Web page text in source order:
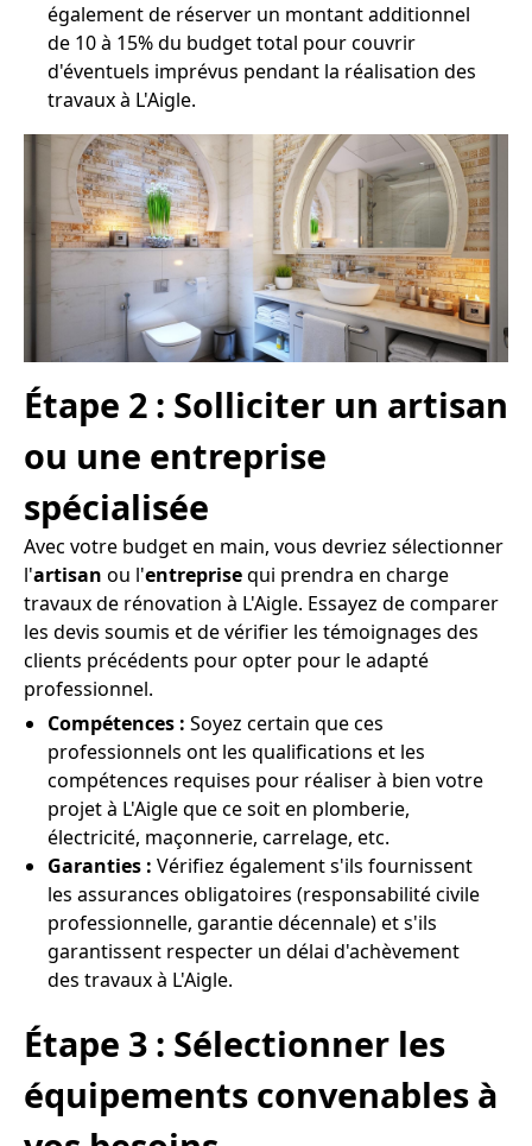
également de réserver un montant additionnel
de 10 à 15% du budget total pour couvrir
d'éventuels imprévus pendant la réalisation des
travaux à L'Aigle.
Étape 2 : Solliciter un artisan
ou une entreprise
spécialisée
Avec votre budget en main, vous devriez sélectionner
l'artisan ou l'entreprisequi prendra en charge
travaux de rénovation à L'Aigle. Essayez de comparer
les devis soumis et de vérifier les témoignages des
clients précédents pour opter pour le adapté
professionnel.
Compétences : Soyez certain que ces
professionnels ont les qualifications et les
compétences requises pour réaliser à bien votre
projet à L'Aigle que ce soit en plomberie,
électricité, maçonnerie, carrelage, etc.
Garanties : Vérifiez également s'ils fournissent
les assurances obligatoires (responsabilité civile
professionnelle, garantie décennale) et s'ils
garantissent respecter un délai d'achèvement
des travaux à L'Aigle.
Étape 3 : Sélectionner les
équipements convenables à